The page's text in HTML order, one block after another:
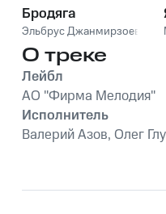
Бродяга
Эльбрус Джанмирзоев
О треке
Лейбл
АО "Фирма Мелодия"
Исполнитель
Валерий Азов, Олег